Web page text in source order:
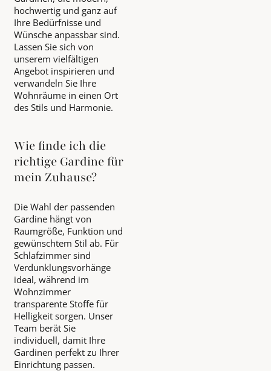
hochwertig und ganz auf
Ihre Bedürfnisse und
Wünsche anpassbar sind.
Lassen Sie sich von
unserem vielfältigen
Angebot inspirieren und
verwandeln Sie Ihre
Wohnräume in einen Ort
des Stils und Harmonie.
Wie finde ich die
richtige Gardine für
mein Zuhause?
Die Wahl der passenden
Gardine hängt von
Raumgröße, Funktion und
gewünschtem Stil ab. Für
Schlafzimmer sind
Verdunklungsvorhänge
ideal, während im
Wohnzimmer
transparente Stoffe für
Helligkeit sorgen. Unser
Team berät Sie
individuell, damit Ihre
Gardinen perfekt zu Ihrer
Einrichtung passen.